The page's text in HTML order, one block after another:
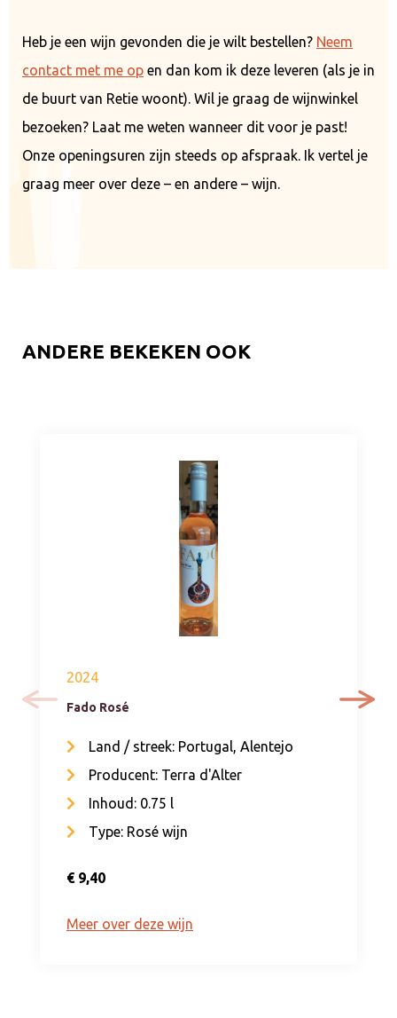
Heb je een wijn gevonden die je wilt bestellen? Neem
contact met me op en dan kom ik deze leveren (als je in
de buurt van Retie woont). Wil je graag de wijnwinkel
bezoeken? Laat me weten wanneer dit voor je past!
Onze openingsuren zijn steeds op afspraak. Ik vertel je
graag meer over deze – en andere – wijn.
ANDERE BEKEKEN OOK
2024
Fado Rosé
Land / streek: Portugal, Alentejo
Producent: Terra d'Alter
Inhoud: 0.75 l
Type: Rosé wijn
€ 9,40
Meer over deze wijn